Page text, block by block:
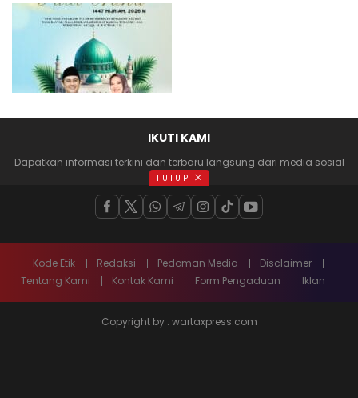
IKUTI KAMI
Dapatkan informasi terkini dan terbaru langsung dari media sosial
anda
Kode Etik Redaksi Pedoman Media
Disclaimer
Tentang Kami
Kontak Kami Form Pengaduan Iklan
Copyright by : wartaxpress.com
TUTUP